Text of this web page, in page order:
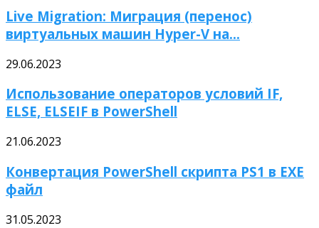
Live Migration: Миграция (перенос)
виртуальных машин Hyper-V на...
29.06.2023
Использование операторов условий IF,
ELSE, ELSEIF в PowerShell
21.06.2023
Конвертация PowerShell скрипта PS1 в EXE
файл
31.05.2023